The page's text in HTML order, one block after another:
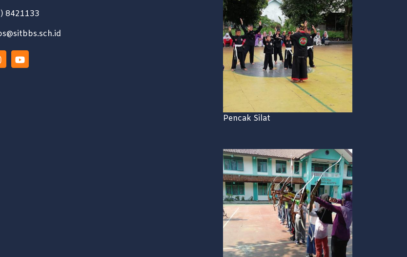
8421133
Pencak Silat